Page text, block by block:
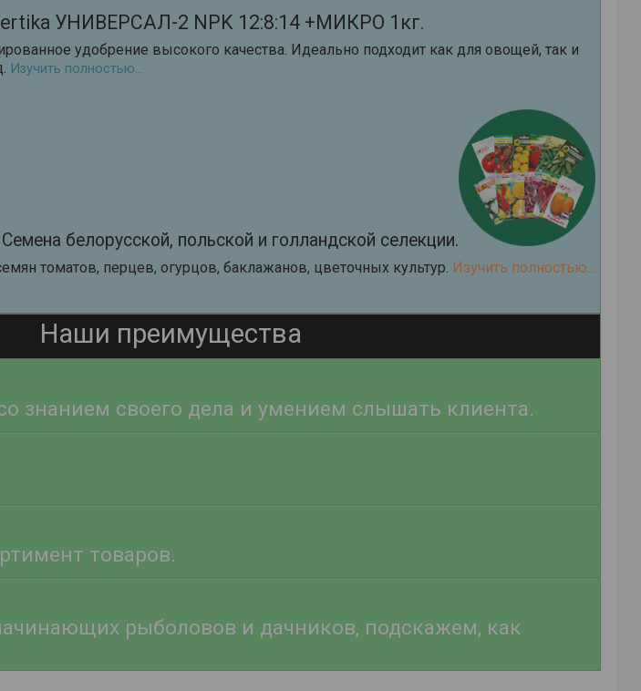
УНИВЕРСАЛ-2 NPK 12:8:14 +МИКРО 1кг.
удобрение высокого качества. Идеально подходит как для овощей, так и
Изучить полностью...
Семена белорусской, польской и голландской селекции.
томатов, перцев, огурцов, баклажанов, цветочных культур. Изучить полностью...
Наши преимущества
знанием своего дела и умением слышать клиента.
товаров.
рыболовов и дачников, подскажем, как